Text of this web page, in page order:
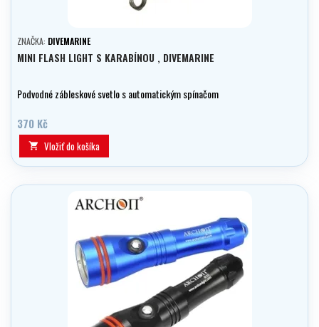
ZNAČKA: DIVEMARINE
MINI FLASH LIGHT S KARABÍNOU , DIVEMARINE
Podvodné zábleskové svetlo s automatickým spínačom
370 Kč
 Vložiť do košíka